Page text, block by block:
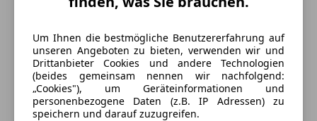
Schadstoffklasse
Euro 6d
Kraftstoff
Super 95
Kraftstoffverbrauch
4,70l/100 km (komb.)
CO₂-Emissionen
107 g/km (komb.)
Um Ihnen die bestmögliche Benutzererfahrung auf
unseren Angeboten zu bieten, verwenden wir und
Drittanbieter Cookies und andere Technologien
(beides gemeinsam nennen wir nachfolgend:
„Cookies"), um Geräteinformationen und
personenbezogene Daten (z.B. IP Adressen) zu
speichern und darauf zuzugreifen.